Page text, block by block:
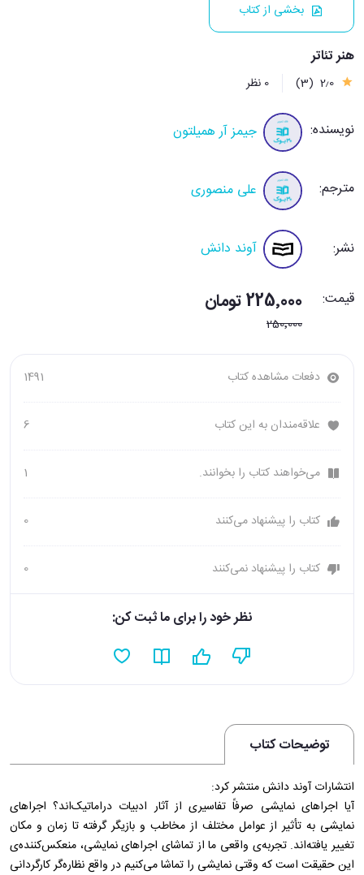
بخشی از کتاب
هنر تئاتر
2٫0 (3) 0 نظر
نویسنده: جیمز آر همیلتون
مترجم: علی منصوری
نشر: آوند دانش
قیمت: 225٬000 تومان
250٬000
دفعات مشاهده کتاب 1491
علاقه‌مندان به این کتاب 6
می‌خواهند کتاب را بخوانند. 1
کتاب را پیشنهاد می‌کنند 0
کتاب را پیشنهاد نمی‌کنند 0
نظر خود را برای ما ثبت کن:
توضیحات کتاب
انتشارات آوند دانش منتشر کرد:
آیا اجراهای نمایشی صرفاً تفاسیری از آثار ادبیات دراماتیک‌اند؟ اجراهای
نمایشی به تأثیر از عوامل مختلف از مخاطب و بازیگر گرفته تا زمان و مکان
تغییر یافته‌اند. تجربه‌ی واقعی ما از تماشای اجراهای نمایشی، منعکس‌کننده‌ی
این حقیقت است که وقتی نمایشی را تماشا می‌کنیم در واقع نظاره‌گر کارگردانی